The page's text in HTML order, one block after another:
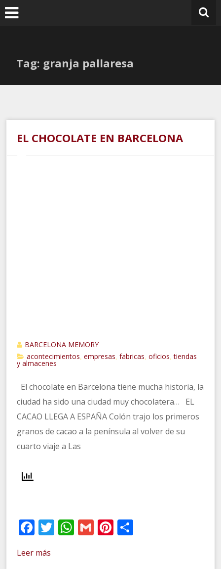
Ir
al
Tag: granja pallaresa
EL CHOCOLATE EN BARCELONA
BARCELONA MEMORY
acontecimientos
,empresas ,fabricas ,oficios ,tiendas
y almacenes
El chocolate en Barcelona tiene mucha historia, la
ciudad ha sido una ciudad muy chocolatera… EL
CACAO LLEGA A ESPAÑA Colón trajo los primeros
granos de cacao a la península al volver de su
cuarto viaje a Las
Facebook
Twitter
WhatsApp
GmailPinterest
Leer más